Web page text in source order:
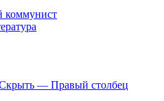
коммунист
— Правый столбец